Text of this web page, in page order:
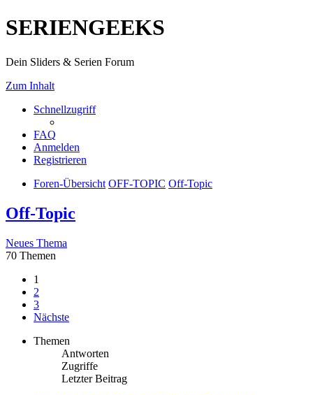
SERIENGEEKS
Dein Sliders & Serien Forum
Zum Inhalt
Schnellzugriff
FAQ
Anmelden
Registrieren
Foren-Übersicht OFF-TOPIC Off-Topic
Off-Topic
Neues Thema
70 Themen
1
2
3
Nächste
Themen
Antworten
Zugriffe
Letzter Beitrag